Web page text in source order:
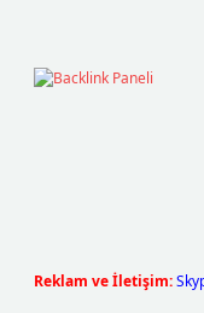
Reklam ve İletişim: